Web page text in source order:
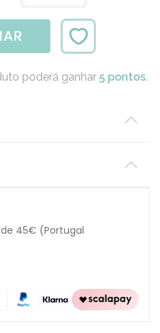
poderá ganhar 5 pontos.
45€ (Portugal